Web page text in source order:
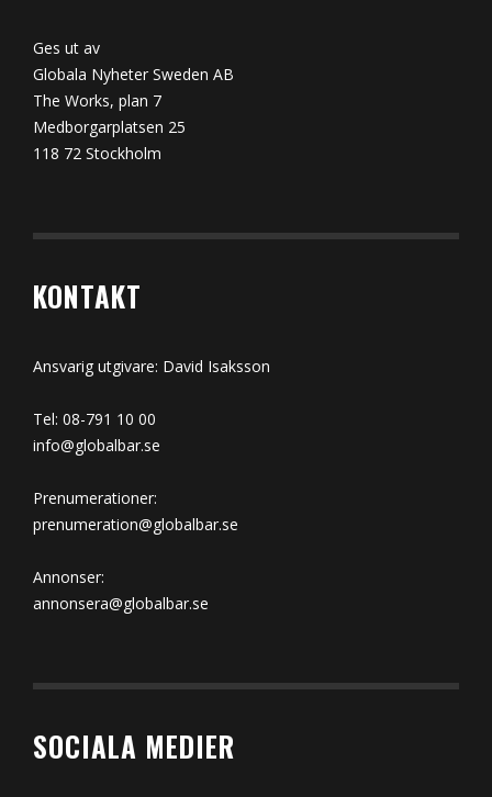
Ges ut av
Globala Nyheter Sweden AB
The Works, plan 7
Medborgarplatsen 25
118 72 Stockholm
KONTAKT
Ansvarig utgivare: David Isaksson
Tel: 08-791 10 00
info@globalbar.se
Prenumerationer:
prenumeration@globalbar.se
Annonser:
annonsera@globalbar.se
SOCIALA MEDIER